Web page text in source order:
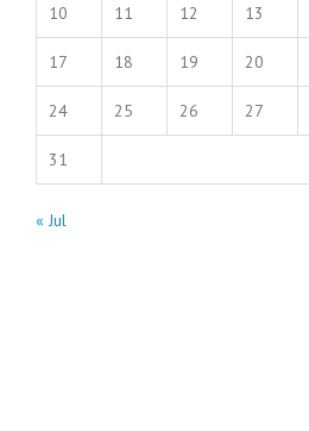
10 11 12 13
17 18 19 20
24 25 26 27
31
« Jul